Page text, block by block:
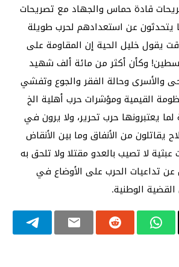
قادة حماس والجهاد مع تصريحات
يتحدثون عن استعدادهم لحرب طويلة
يقول خليل الحية إن المقاومة على
وكأن أكثر من مائة ألف شهيد
والأسرى وحالة الفقر والجوع وتفشي
القيمية ومؤشرات حرب أهلية الخ
لما يعتبرونها حرب تحرير، ولا يرون في
يقاتلون من الأنفاق وما بين الأنقاض
لا تصيب بالعدو مقتلا ولا تلحق به
عن تداعيات الحرب على الأوضاع في
الوطنية.